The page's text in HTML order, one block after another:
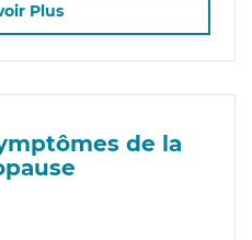
Plus
de la